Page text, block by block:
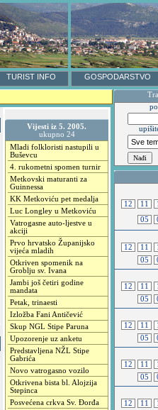
TURIST INFO GOSPODARSTVO
Vijesti iz 5. 2005.
ukupno 24
Mladi folkloristi nastupili u
Buševcu
4. rukometni spomen turnir
Metkovski maturanti za
Guinnessa
KK Metkoviću pet medalja
Luc Longley u Metkoviću
Vatrogasne auto-ljestve u
akciji
Prvo hrvatsko Županijsko
vijeća mladih
Otkriven spomenik na
Groblju sv. Ivana
Jambi još četiri godine
mandata
Petak, trinaesti
Izložba Fani Antičević
Skup NGL Stipe Paruna
Upozorenje uz anketu
Predstavljena NŽL Stipe
Gabrića
Novo vatrogasno vozilo
Otkrivena bista bl. Alojzija
Stepinca
Posvećena crkva Sv. Đorđa
12
11
05
12
11
05
12
11
05
12
11
05
12
11
05
12
11